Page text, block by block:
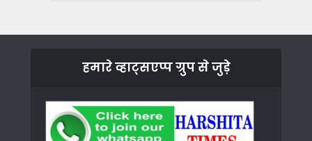
हमारे व्हाट्सएप्प ग्रुप से जुड़े